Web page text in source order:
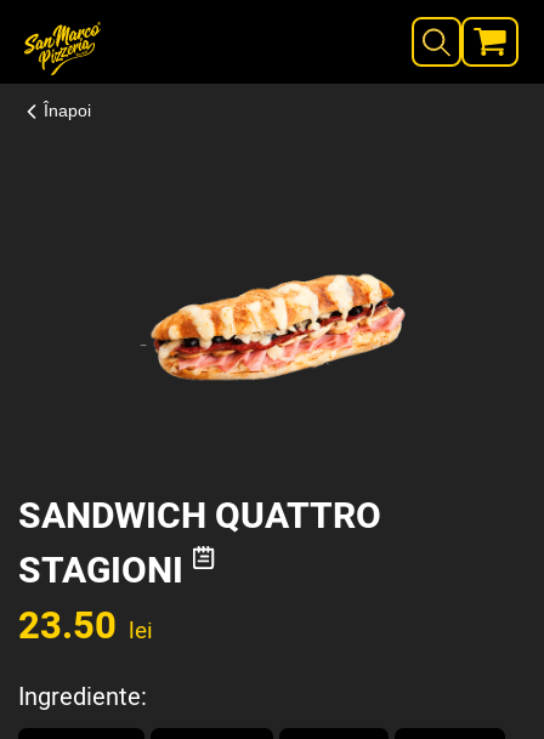
Înapoi
SANDWICH QUATTRO
STAGIONI
23.50 lei
Ingrediente: